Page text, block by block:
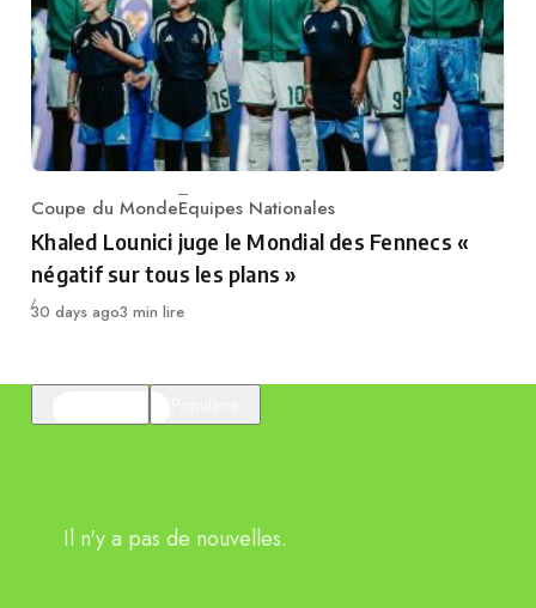
Category
Coupe du MondeEquipes Nationales
Khaled Lounici juge le Mondial des Fennecs «
négatif sur tous les plans »
Publié
30 days ago3 min lire
Il n'y a pas de nouvelles.